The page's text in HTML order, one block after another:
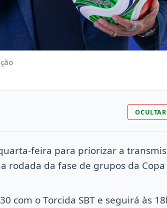
feira para priorizar a
rodada da fase de grupos da
com o Torcida SBT e seguirá às